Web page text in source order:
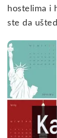
hostelima i
ste da